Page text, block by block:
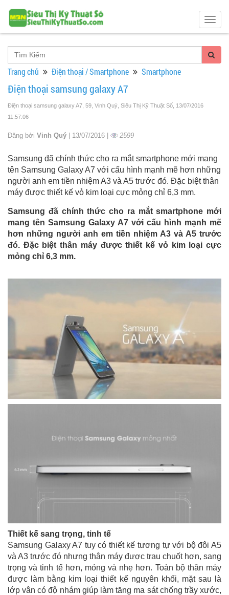
Trang chủ Điện thoại / Smartphone Smartphone
Điện thoại samsung galaxy A7
Điện thoại samsung galaxy A7, 59, Vinh Quý, Siêu Thị Kỹ Thuật Số , 13/07/2016
11:57:06
Đăng bởi Vinh Quý | 13/07/2016 | 2599
Samsung đã chính thức cho ra mắt smartphone mới mang
tên Samsung Galaxy A7 với cấu hình mạnh mẽ hơn những
người anh em tiền nhiệm A3 và A5 trước đó. Đặc biệt thân
máy được thiết kế vỏ kim loại cực mỏng chỉ 6,3 mm.
Samsung đã chính thức cho ra mắt smartphone mới
mang tên Samsung Galaxy A7 với cấu hình mạnh mẽ
hơn những người anh em tiền nhiệm A3 và A5 trước
đó. Đặc biệt thân máy được thiết kế vỏ kim loại cực
mỏng chỉ 6,3 mm.
Thiết kế sang trọng, tinh tế
Samsung Galaxy A7 tuy có thiết kế tương tự với bộ đôi A5
và A3 trước đó nhưng thân máy được trau chuốt hơn, sang
trọng và tinh tế hơn, mỏng và nhẹ hơn. Toàn bộ thân máy
được làm bằng kim loại thiết kế nguyên khối, mặt sau là
lớp vân có độ nhám giúp làm tăng ma sát chống trầy xước,